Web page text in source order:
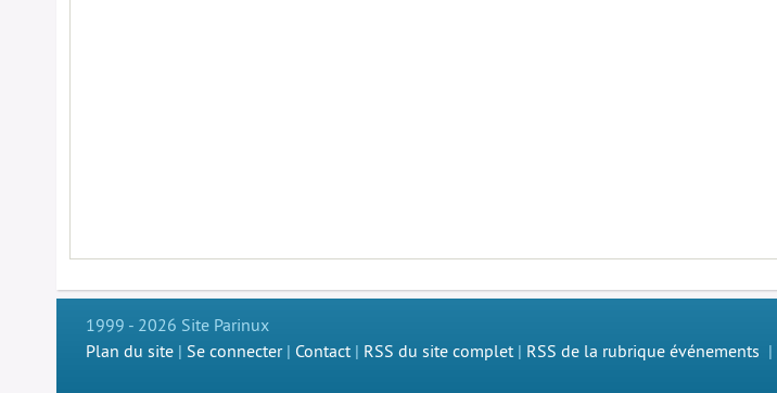
1999 - 2026 Site Parinux
Plan du site | Se connecter| Contact | RSS du site complet | RSS de la rubrique événements |